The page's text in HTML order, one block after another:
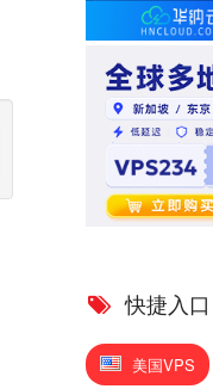
快捷入口
美国VPS